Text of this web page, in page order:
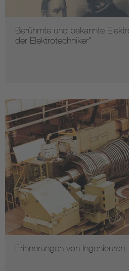
Berühmte und bekannte
der Elektrotechniker"
Erinnerungen von Ingenieuren